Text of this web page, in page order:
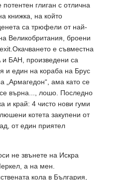
глиган с отлична
книжка, на който
са трюфели от най-
Великобритания, броени
е съвместна
БАН, произведени са
и един на кораба на Брус
„Армагедон“, ама като се
върна..., лошо. Последно
и край: 4 чисто нови гуми
котета закупени от
от един приятел
не звънете на Искра
а на мен.
кола в България,